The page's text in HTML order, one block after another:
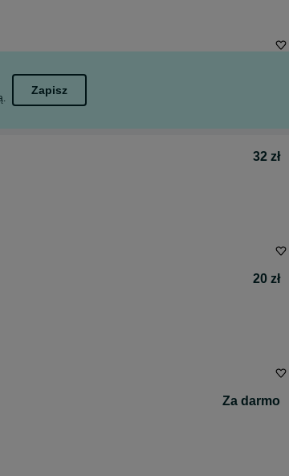
Zapisz
32 zł
20 zł
Za darmo